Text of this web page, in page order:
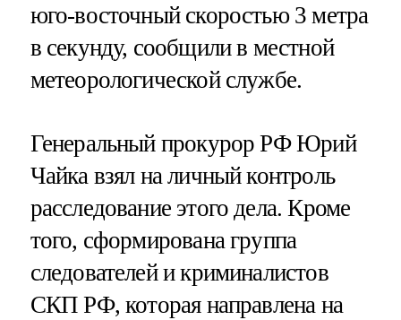
юго-восточный скоростью 3 метра
в секунду, сообщили в местной
метеорологической службе.
Генеральный прокурор РФ Юрий
Чайка взял на личный контроль
расследование этого дела. Кроме
того, сформирована группа
следователей и криминалистов
СКП РФ, которая направлена на